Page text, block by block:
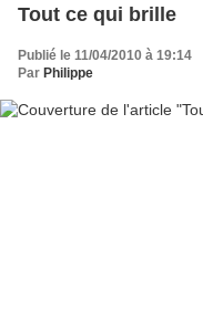
Tout ce qui brille
Publié le 11/04/2010 à 19:14
Par Philippe